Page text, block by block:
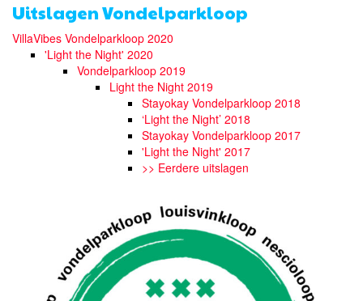
Uitslagen Vondelparkloop
VillaVibes Vondelparkloop 2020
'Light the Night' 2020
Vondelparkloop 2019
Light the Night 2019
Stayokay Vondelparkloop 2018
‘Light the Night’ 2018
Stayokay Vondelparkloop 2017
'Light the Night' 2017
>> Eerdere uitslagen